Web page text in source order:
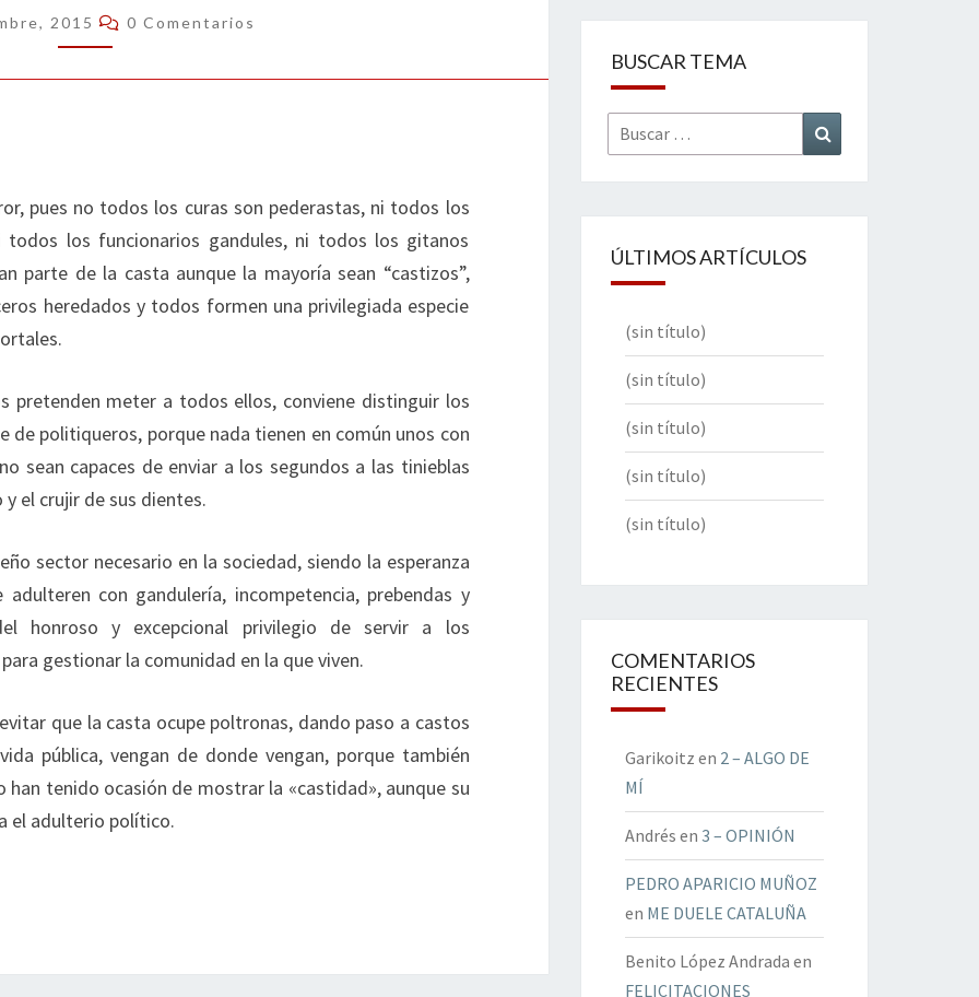
CASTA
2015 Comentarios
0 Comentarios
pues no todos los curas son pederastas, ni todos los
todos los funcionarios gandules, ni todos los gitanos
parte de la casta aunque la mayoría sean “castizos”,
heredados y todos formen una privilegiada especie
pretenden meter a todos ellos, conviene distinguir los
de politiqueros, porque nada tienen en común unos con
sean capaces de enviar a los segundos a las tinieblas
el crujir de sus dientes.
sector necesario en la sociedad, siendo la esperanza
con gandulería, incompetencia, prebendas y
honroso y excepcional privilegio de servir a los
gestionar la comunidad en la que viven.
que la casta ocupe poltronas, dando paso a castos
pública, vengan de donde vengan, porque también
tenido ocasión de mostrar la «castidad», aunque su
el adulterio político.
BUSCAR TEMA
Buscar
por:
ÚLTIMOS ARTÍCULOS
(sin título)
(sin título)
(sin título)
(sin título)
(sin título)
COMENTARIOS
RECIENTES
Garikoitz en 2 – ALGO DE
MÍ
Andrés en 3 – OPINIÓN
PEDRO APARICIO MUÑOZ
en ME DUELE CATALUÑA
Benito López Andrada en
FELICITACIONES